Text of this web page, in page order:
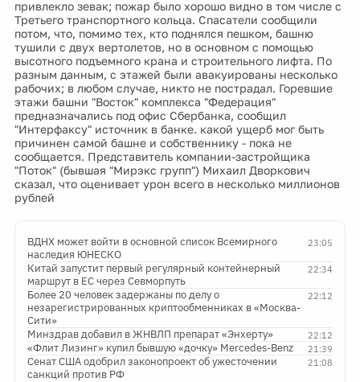
привлекло зевак; пожар было хорошо видно в том числе с
Третьего транспортного кольца. Спасатели сообщили
потом, что, помимо тех, кто поднялся пешком, башню
тушили с двух вертолетов, но в основном с помощью
высотного подъемного крана и строительного лифта. По
разным данным, с этажей были авакуированы несколько
рабочих; в любом случае, никто не пострадал. Горевшие
этажи башни "Восток" комплекса "Федерация"
предназначались под офис Сбербанка, сообщил
"Интерфаксу" источник в банке. какой ущерб мог быть
причинен самой башне и собственнику - пока не
сообщается. Представитель компании-застройщика
"Поток" (бывшая "Мирэкс групп") Михаил Дворкович
сказал, что оценивает урон всего в несколько миллионов
рублей
23:05
ВДНХ может войти в основной список Всемирного
наследия ЮНЕСКО
22:34
Китай запустит первый регулярный контейнерный
маршрут в ЕС через Севморпуть
22:12
Более 20 человек задержаны по делу о
незарегистрированных криптообменниках в «Москва-
Сити»
22:12
Минздрав добавил в ЖНВЛП препарат «Энхерту»
21:39
«Флит Лизинг» купил бывшую «дочку» Mercedes-Benz
21:08
Сенат США одобрил законопроект об ужесточении
санкций против РФ